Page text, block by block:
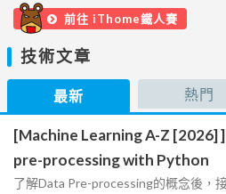
前往 iThome鐵人賽
技術文章
最新 熱門
[Machine Learning A-Z [2026]
pre-processing with Python
了解Data Pre-processing的概念後，